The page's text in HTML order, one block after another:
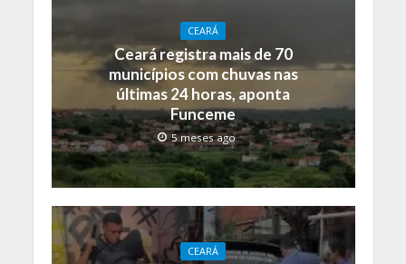
CEARÁ
Ceará registra mais de 70
municípios com chuvas nas
últimas 24 horas, aponta
Funceme
5 meses ago
CEARÁ